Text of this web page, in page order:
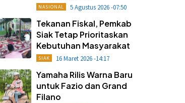
NASIONAL 5 Agustus 2026 -07:50
Tekanan Fiskal, Pemkab
Siak Tetap Prioritaskan
Kebutuhan Masyarakat
SIAK 16 Maret 2026 -14:17
Yamaha Rilis Warna Baru
untuk Fazio dan Grand
Filano